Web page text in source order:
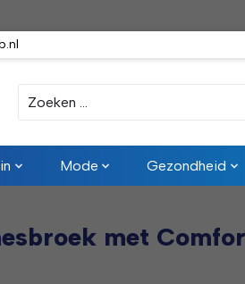
Mode Gezondheid
met